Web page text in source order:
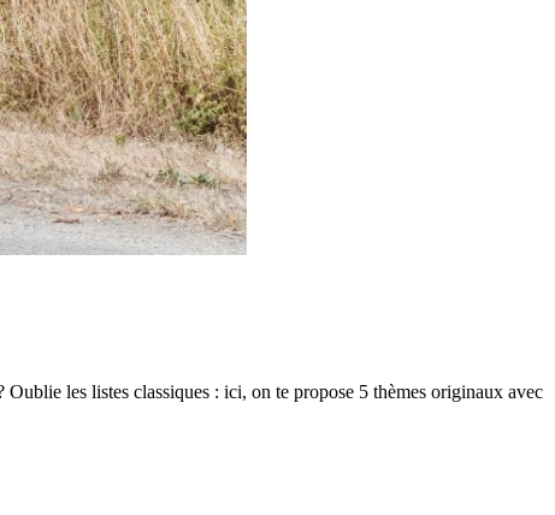
les listes classiques : ici, on te propose 5 thèmes originaux avec